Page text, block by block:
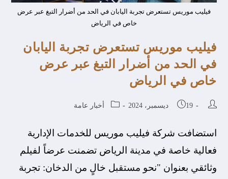
فيليب موريس تستعرض تجربة اليابان في الحد من أضرار التبغ عبر عرض
خاص في الرياض
فيليب موريس تستعرض تجربة اليابان
في الحد من أضرار التبغ عبر عرض
خاص في الرياض
19 ديسمبر، 2024 أخبار عامة
استضافت شركة فيليب موريس للخدمات الإدارية
فعالية خاصة في مدينة الرياض تضمنت عرضاً لفيلم
وثائقي بعنوان "نحو مستقبل خالٍ من الدخان: تجربة